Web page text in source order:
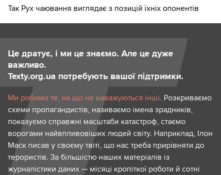
Так Рух чаювання виглядає з позицій їхніх опонентів
Це дратує, і ми це знаємо. Але це дуже
важливо.
Texty.org.ua потребують вашої підтримки.
Ми робимо те, на що не наважуються інші. Розкриваємо
схеми пропагандистів, називаємо імена зрадників,
показуємо справжні масштаби катастроф, стаємо
ворогами найвпливовіших людей світу. Наприклад, Ілон
Маск писав у своєму твіті, що нас треба прирівняти до
терористів. За більшістю наших матеріалів із
журналістики даних — місяці кропіткої роботи й сотні